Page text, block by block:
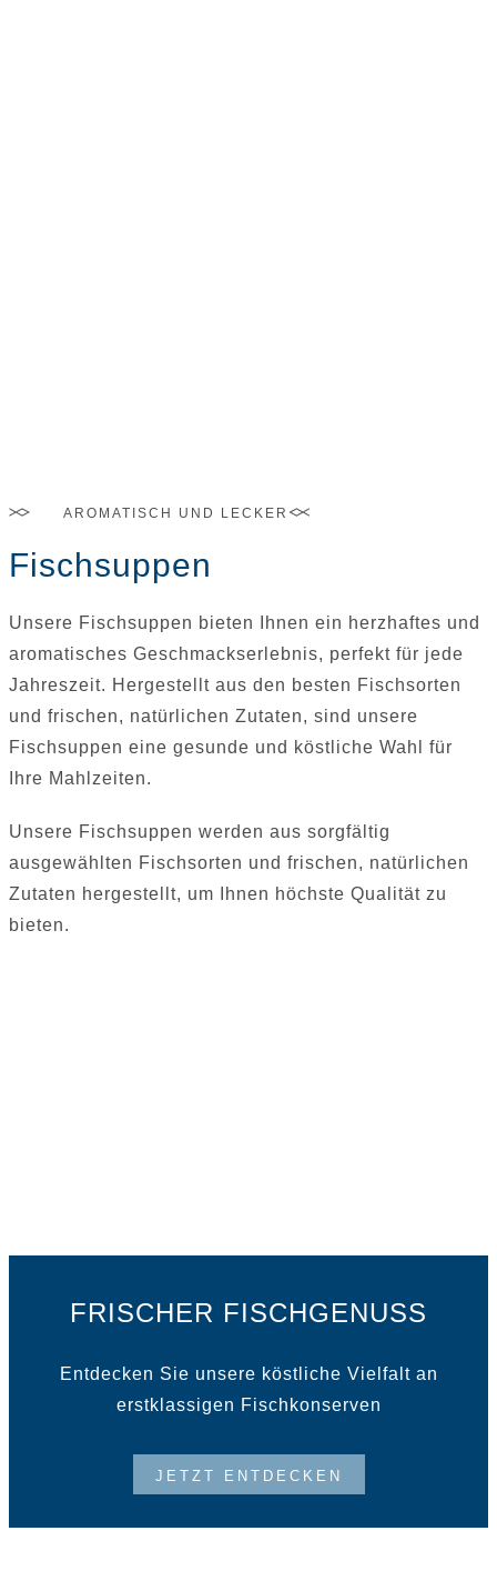
AROMATISCH UND LECKER
Fischsuppen
Unsere Fischsuppen bieten Ihnen ein herzhaftes und
aromatisches Geschmackserlebnis, perfekt für jede
Jahreszeit. Hergestellt aus den besten Fischsorten
und frischen, natürlichen Zutaten, sind unsere
Fischsuppen eine gesunde und köstliche Wahl für
Ihre Mahlzeiten.
Unsere Fischsuppen werden aus sorgfältig
ausgewählten Fischsorten und frischen, natürlichen
Zutaten hergestellt, um Ihnen höchste Qualität zu
bieten.
FRISCHER FISCHGENUSS
Entdecken Sie unsere köstliche Vielfalt an
erstklassigen Fischkonserven
JETZT ENTDECKEN